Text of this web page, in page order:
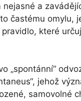
nejasné a
častému omylu,
které
„spontánní“
jehož
samovolné